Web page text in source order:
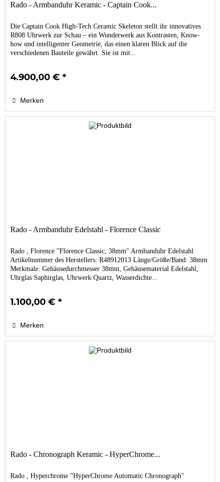
Rado - Armbanduhr Keramic - Captain Cook...
Die Captain Cook High-Tech Ceramic Skeleton stellt ihr innovatives
R808 Uhrwerk zur Schau – ein Wunderwerk aus Kontrasten, Know-
how und intelligenter Geometrie, das einen klaren Blick auf die
verschiedenen Bauteile gewährt. Sie ist mit...
4.900,00 € *
Merken
Rado - Armbanduhr Edelstahl - Florence Classic
Rado , Florence "Florence Classic, 38mm" Armbanduhr Edelstahl
Artikelnummer des Herstellers: R48912013 Länge/Größe/Band: 38mm
Merkmale: Gehäusedurchmesser 38mm, Gehäusematerial Edelstahl,
Uhrglas Saphirglas, Uhrwerk Quartz, Wasserdichte...
1.100,00 € *
Merken
Rado - Chronograph Keramic - HyperChrome...
Rado , Hyperchrome "HyperChrome Automatic Chronograph"